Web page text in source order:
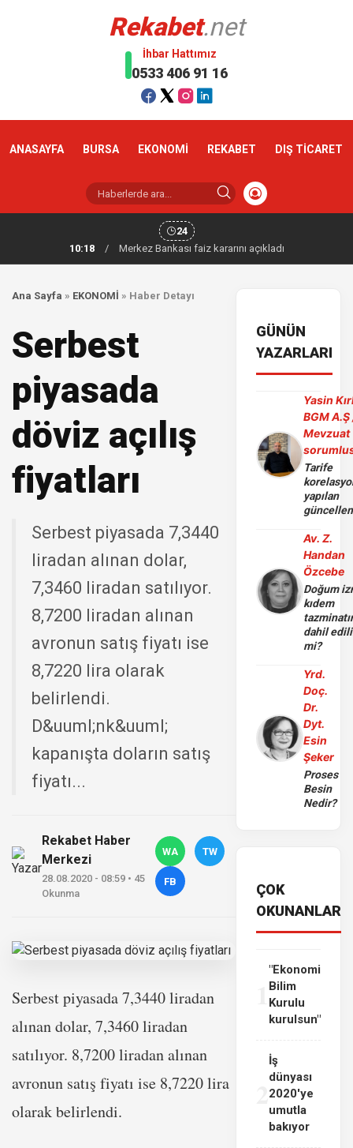
Rekabet.net
İhbar Hattımız
0533 406 91 16
ANASAYFA BURSA EKONOMİ REKABET DIŞ TİCARET
24
10:18
/ Merkez Bankası faiz kararını açıkladı
Ana Sayfa » EKONOMİ » Haber Detayı
Serbest
piyasada
döviz açılış
fiyatları
Serbest piyasada 7,3440
liradan alınan dolar,
7,3460 liradan satılıyor.
8,7200 liradan alınan
avronun satış fiyatı ise
8,7220 lira olarak
belirlendi.
D&uuml;nk&uuml;
kapanışta doların satış
fiyatı...
Rekabet Haber
Merkezi
28.08.2020 - 08:59 • 45
Okunma
WA TW
FB
Serbest piyasada 7,3440 liradan
alınan dolar, 7,3460 liradan
satılıyor. 8,7200 liradan alınan
avronun satış fiyatı ise 8,7220 lira
olarak belirlendi.
GÜNÜN
YAZARLARI
Yasin
BGM A.Ş
Mevzuat
Tarife
yapılan
Av. Z.
Handan
Özcebe
Doğum
kıdem
dahil
mi?
Yrd.
Doç.
Dr.
Dyt.
Esin
Şeker
Proses
Besin
Nedir?
ÇOK
OKUNANLAR
"Ekonomi
Bilim
Kurulu
kurulsun"
İş
dünyası
2020'ye
umutla
bakıyor